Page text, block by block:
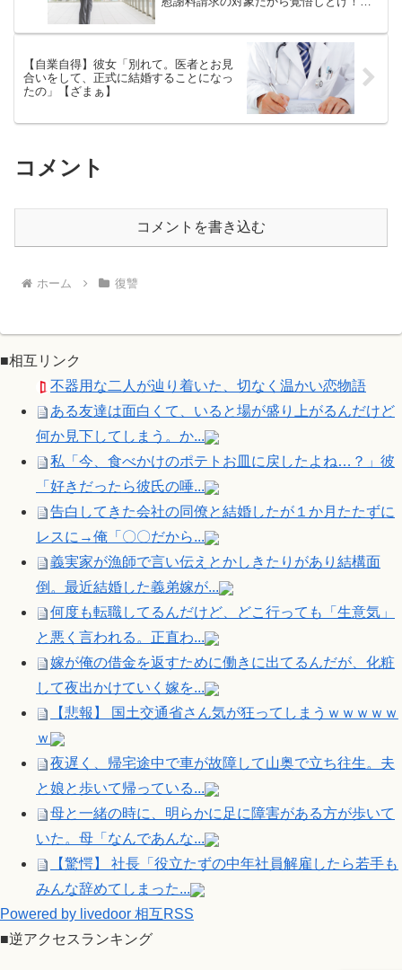
【自業自得】彼女「別れて。医者とお見
合いをして、正式に結婚することになっ
たの」【ざまぁ】
コメント
コメントを書き込む
ホーム 復讐
■相互リンク
不器用な二人が辿り着いた、切なく温かい恋物語
ある友達は面白くて、いると場が盛り上がるんだけど
何か見下してしまう。か...
私「今、食べかけのポテトお皿に戻したよね…？」彼
「好きだったら彼氏の唾...
告白してきた会社の同僚と結婚したが１か月たたずに
レスに→俺「〇〇だから...
義実家が漁師で言い伝えとかしきたりがあり結構面
倒。最近結婚した義弟嫁が...
何度も転職してるんだけど、どこ行っても「生意気」
と悪く言われる。正直わ...
嫁が俺の借金を返すために働きに出てるんだが、化粧
して夜出かけていく嫁を...
【悲報】 国土交通省さん気が狂ってしまうｗｗｗｗｗ
ｗ
夜遅く、帰宅途中で車が故障して山奥で立ち往生。夫
と娘と歩いて帰っている...
母と一緒の時に、明らかに足に障害がある方が歩いて
いた。母「なんであんな...
【驚愕】 社長「役立たずの中年社員解雇したら若手も
みんな辞めてしまった...
Powered by livedoor 相互RSS
■逆アクセスランキング